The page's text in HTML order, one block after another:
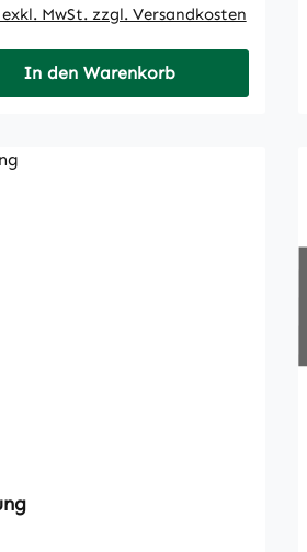
MwSt. zzgl. Versandkosten
In den Warenkorb